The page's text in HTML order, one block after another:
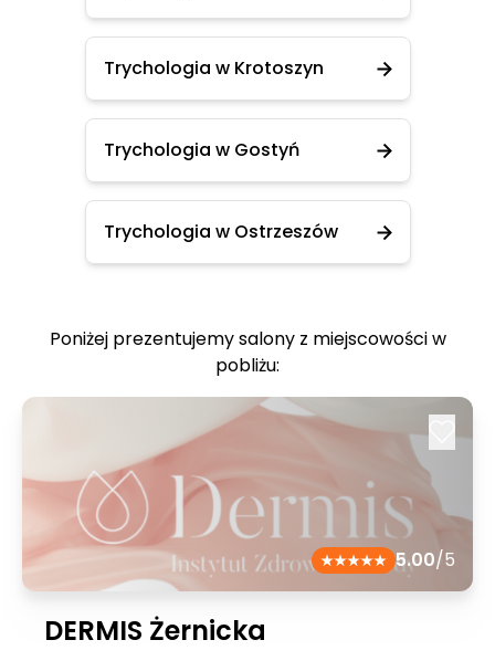
Trychologia w Krotoszyn
Trychologia w Gostyń
Trychologia w Ostrzeszów
Poniżej prezentujemy salony z miejscowości w
pobliżu:
5.00/5
DERMIS Żernicka